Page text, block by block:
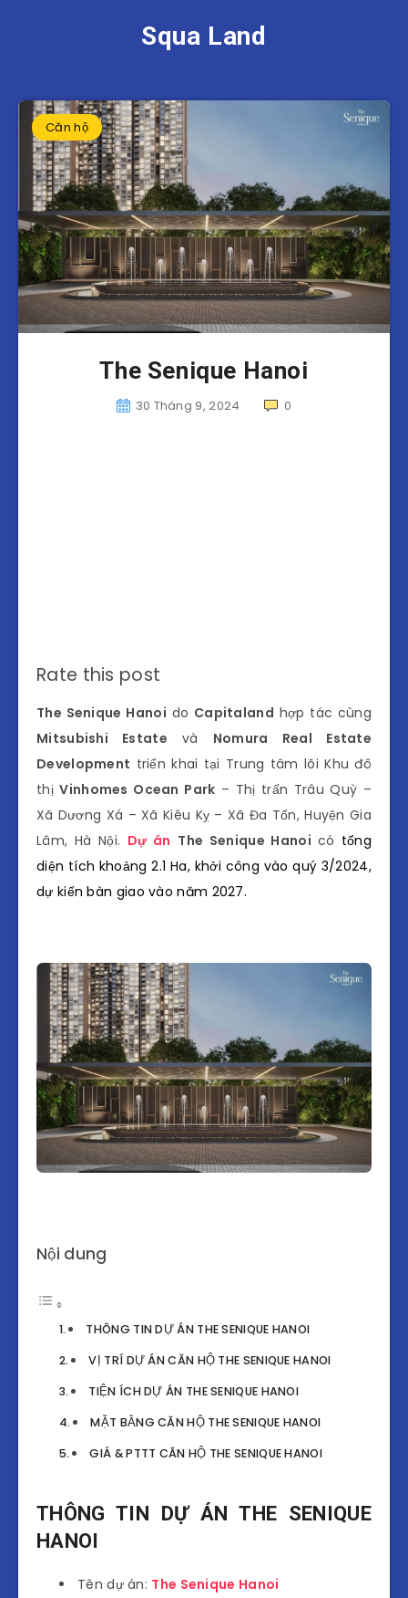
Squa Land
Căn hộ
The Senique Hanoi
30 Tháng 9, 2024 0
Rate this post
The Senique Hanoi do Capitaland hợp tác cùng
Mitsubishi Estate và Nomura Real Estate
Development triển khai tại Trung tâm lõi Khu đô
thịVinhomes Ocean Park – Thị trấn Trâu Quỳ –
Xã Dương Xá – Xã Kiêu Kỵ – Xã Đa Tốn, Huyện Gia
Lâm, Hà Nội. Dự án The Senique Hanoi có tổng
diện tích khoảng 2.1 Ha, khởi công vào quý 3/2024,
dự kiến bàn giao vào năm 2027.
Nội dung
THÔNG TIN DỰ ÁN THE SENIQUE HANOI
VỊ TRÍ DỰ ÁN CĂN HỘ THE SENIQUE HANOI
TIỆN ÍCH DỰ ÁN THE SENIQUE HANOI
MẶT BẰNG CĂN HỘ THE SENIQUE HANOI
GIÁ & PTTT CĂN HỘ THE SENIQUE HANOI
THÔNG TIN DỰ ÁN THE SENIQUE
HANOI
Tên dự án: The Senique Hanoi